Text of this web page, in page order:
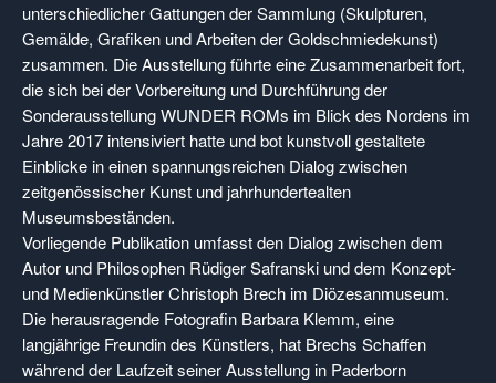
unterschiedlicher Gattungen der Sammlung (Skulpturen,
Gemälde, Grafiken und Arbeiten der Goldschmiedekunst)
zusammen. Die Ausstellung führte eine Zusammenarbeit fort,
die sich bei der Vorbereitung und Durchführung der
Sonderausstellung WUNDER ROMs im Blick des Nordens im
Jahre 2017 intensiviert hatte und bot kunstvoll gestaltete
Einblicke in einen spannungsreichen Dialog zwischen
zeitgenössischer Kunst und jahrhundertealten
Museumsbeständen.
Vorliegende Publikation umfasst den Dialog zwischen dem
Autor und Philosophen Rüdiger Safranski und dem Konzept-
und Medienkünstler Christoph Brech im Diözesanmuseum.
Die herausragende Fotografin Barbara Klemm, eine
langjährige Freundin des Künstlers, hat Brechs Schaffen
während der Laufzeit seiner Ausstellung in Paderborn